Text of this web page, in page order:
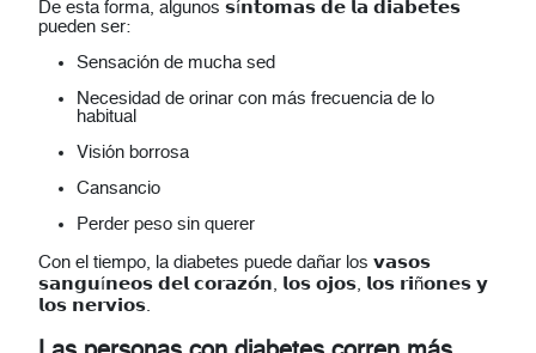
De esta forma, algunos 𝘀í𝗻𝘁𝗼𝗺𝗮𝘀 𝗱𝗲 𝗹𝗮 𝗱𝗶𝗮𝗯𝗲𝘁𝗲𝘀
pueden ser:
Sensación de mucha sed
Necesidad de orinar con más frecuencia de lo
habitual
Visión borrosa
Cansancio
Perder peso sin querer
Con el tiempo, la diabetes puede dañar los 𝘃𝗮𝘀𝗼𝘀
𝘀𝗮𝗻𝗴𝘂í𝗻𝗲𝗼𝘀 𝗱𝗲𝗹 𝗰𝗼𝗿𝗮𝘇𝗼́𝗻, 𝗹𝗼𝘀 𝗼𝗷𝗼𝘀, 𝗹𝗼𝘀 𝗿𝗶ñ𝗼𝗻𝗲𝘀 𝘆
𝗹𝗼𝘀 𝗻𝗲𝗿𝘃𝗶𝗼𝘀.